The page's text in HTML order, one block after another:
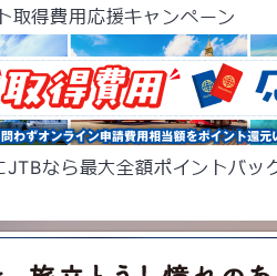
取得費用応援キャンペーン
なら最大全額ポイントバ